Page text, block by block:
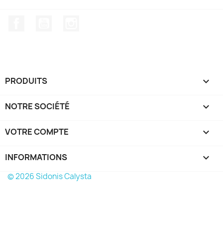
PRODUITS 
NOTRE SOCIÉTÉ 
VOTRE COMPTE 
INFORMATIONS keyboard_arrow_down
© 2026 Sidonis Calysta